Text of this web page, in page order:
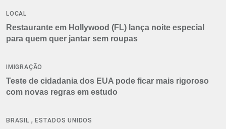
LOCAL
Restaurante em Hollywood (FL) lança noite especial
para quem quer jantar sem roupas
IMIGRAÇÃO
Teste de cidadania dos EUA pode ficar mais rigoroso
com novas regras em estudo
BRASIL , ESTADOS UNIDOS